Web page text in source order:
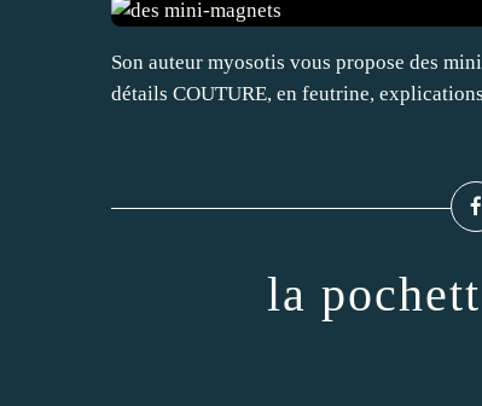
Son auteur myosotis vous propose des
détails COUTURE, en feutrine,
la